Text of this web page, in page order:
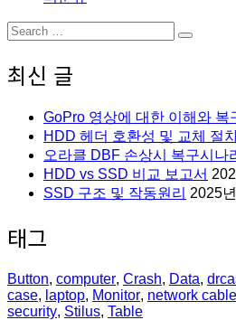
Search
for:
Search
최신 글
GoPro 영상에 대한 이해와 복
HDD 헤더 호환성 및 교체 절
오라클 DBF 손상시 복구시나
HDD vs SSD 비교 보고서
SSD 구조 및 작동원리 2025
태그
Button, computer, Crash, Data,
case, laptop, Monitor, network cable
security, Stilus, Table